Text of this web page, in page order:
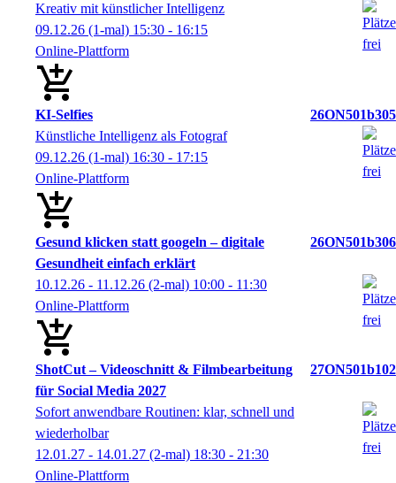
Kreativ mit künstlicher Intelligenz
09.12.26 (1-mal) 15:30 - 16:15
Online-Plattform
KI-Selfies
26ON501b305
Künstliche Intelligenz als Fotograf
09.12.26 (1-mal) 16:30 - 17:15
Online-Plattform
Gesund klicken statt googeln – digitale
Gesundheit einfach erklärt
26ON501b306
10.12.26 - 11.12.26 (2-mal) 10:00 - 11:30
Online-Plattform
ShotCut – Videoschnitt & Filmbearbeitung
für Social Media 2027
27ON501b102
Sofort anwendbare Routinen: klar, schnell und
wiederholbar
12.01.27 - 14.01.27 (2-mal) 18:30 - 21:30
Online-Plattform